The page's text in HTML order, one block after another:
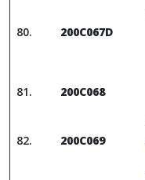
200C067D
200C068
200C069